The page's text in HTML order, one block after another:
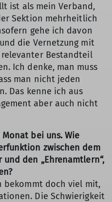
ist als mein Verband,
Sektion mehrheitlich
gehe ich davon
die Vernetzung mit
Bestandteil
Ich denke, man muss
man nicht jeden
Das kenne ich aus
aber auch nicht
bei uns. Wie
zwischen dem
den „Ehrenamtlern“,
bekommt doch viel mit,
Die Schwierigkeit